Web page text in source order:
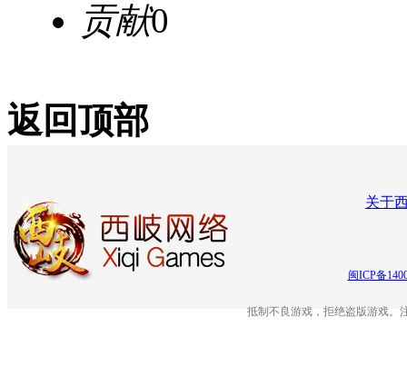
贡献0
返回顶部
关于
闽ICP备
抵制不良游戏，拒绝盗版游戏。